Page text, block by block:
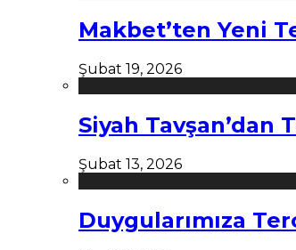
Makbet’ten Yeni
Şubat 19, 2026
Siyah Tavşan’dan
Şubat 13, 2026
Duygularımıza